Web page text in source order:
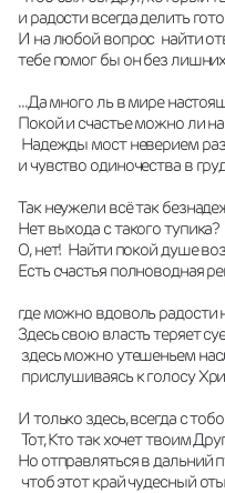
и радости всегда делить
И на любой вопрос  найти
тебе помог бы он без
...Да много ль в мире
Покой и счастье можно ли
Надежды мост неверием
и чувство одиночества в
Так неужели всё так
Нет выхода с такого тупика?
О, нет!  Найти покой душе
Есть счастья полноводная
где можно вдоволь радости
Здесь свою власть теряет
здесь можно утешеньем
прислушиваясь к голосу
И только здесь, всегда с
Тот, Кто так хочет твоим
Но отправляться в дальний
чтоб этот край чудесный